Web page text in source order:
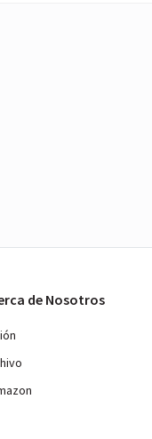
de Nosotros